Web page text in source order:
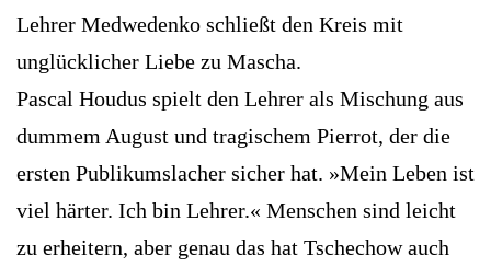
Lehrer Medwedenko schließt den Kreis mit
unglücklicher Liebe zu Mascha.
Pascal Houdus spielt den Lehrer als Mischung aus
dummem August und tragischem Pierrot, der die
ersten Publikumslacher sicher hat. »Mein Leben ist
viel härter. Ich bin Lehrer.« Menschen sind leicht
zu erheitern, aber genau das hat Tschechow auch